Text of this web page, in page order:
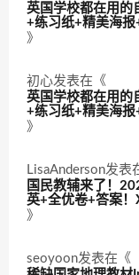
英国学校都在用的
+练习纸+精美海
》
初心发表在《
英国学校都在用的
+练习纸+精美海
》
LisaAnderson发表
国民教辅来了！
英+全优卷+答案
》
seoyoon发表在《